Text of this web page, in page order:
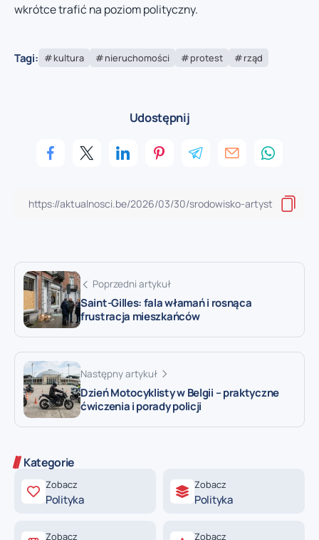
wkrótce trafić na poziom polityczny.
Tagi: kultura nieruchomości protest rząd
Udostępnij
Poprzedni artykuł
Saint-Gilles: fala włamań i rosnąca
frustracja mieszkańców
Następny artykuł
Dzień Motocyklisty w Belgii – praktyczne
ćwiczenia i porady policji
Kategorie
Zobacz
Polityka
Zobacz
Polityka
Zobacz Zobacz